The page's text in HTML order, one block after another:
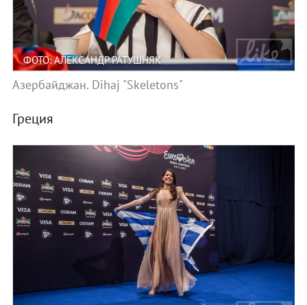
ФОТО: АЛЕКСАНДР РАТУШНЯК
Азербайджан. Dihaj "Skeletons"
Греция